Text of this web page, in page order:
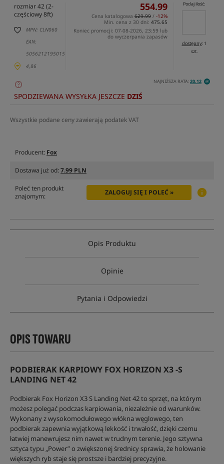
rozmiar 42 (2-
częściowy 8ft)
MPN: CLN060
EAN:
5056212195015
4,86
554.99
Cena katalogowa 629.99 / -12%
Min. cena z 30 dni: 475.65
Koniec promocji: 07-08-2026, 23:59 lub
do wyczerpania zapasów
Podaj ilość:
dostępny: 1
szt.
NAJNIŻSZA RATA:20.12
SPODZIEWANA WYSYŁKA JESZCZE DZIŚ
Wszystkie podane ceny zawierają podatek VAT
Producent: Fox
Dostawa już od:7.99 PLN
Poleć ten produkt
znajomym:
ZALOGUJ SIĘ I POLEĆ »
Opis Produktu
Opinie
Pytania i Odpowiedzi
OPIS TOWARU
PODBIERAK KARPIOWY FOX HORIZON X3 -S
LANDING NET 42
Podbierak Fox Horizon X3 S Landing Net 42 to sprzęt, na którym
możesz polegać podczas karpiowania, niezależnie od warunków.
Wykonany z wysokomodułowego włókna węglowego, ten
podbierak zapewnia wyjątkową lekkość i trwałość, dzięki czemu
łatwiej manewrujesz nim nawet w trudnym terenie. Jego sztywna
sztyca typu „Power” o zwiększonej średnicy sprawia, że holowanie
większych ryb staje się prostsze i bardziej precyzyjne.